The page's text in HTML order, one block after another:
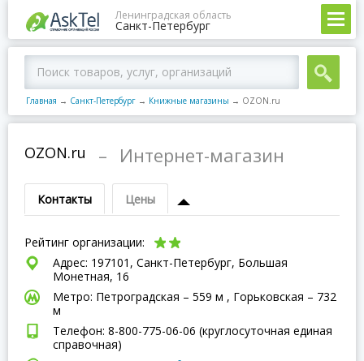
Ленинградская область
Санкт-Петербург
Главная → Санкт-Петербург → Книжные магазины → OZON.ru
OZON.ru – Интернет-магазин
Контакты Цены
Рейтинг организации:
Адрес: 197101, Санкт-Петербург, Большая
Монетная, 16
Метро: Петроградская – 559 м , Горьковская – 732
м
Телефон: 8-800-775-06-06 (круглосуточная единая
справочная)